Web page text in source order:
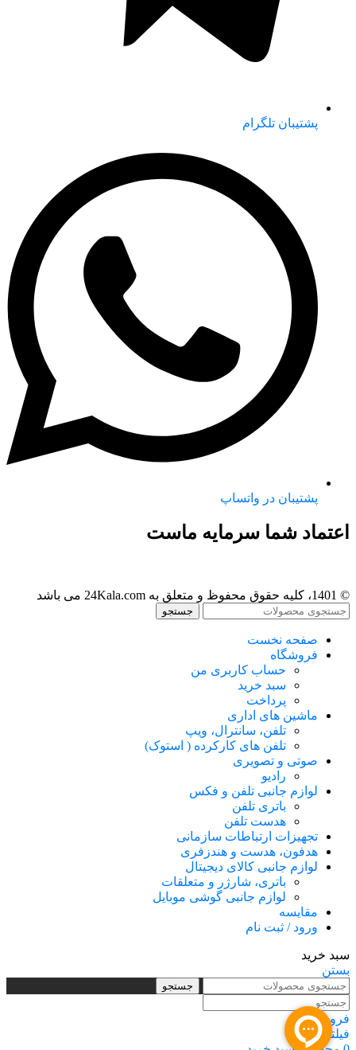
پشتیبان تلگرام
پشتیبان در واتساپ
اعتماد شما سرمایه ماست
© 1401، کلیه حقوق محفوظ و متعلق به 24Kala.com می باشد
جستجو
صفحه نخست
فروشگاه
حساب کاربری من
سبد خرید
پرداخت
ماشین های اداری
تلفن، سانترال، ویپ
تلفن های کارکرده ( استوک)
صوتی و تصویری
رادیو
لوازم جانبی تلفن و فکس
باتری تلفن
هدست تلفن
تجهیزات ارتباطات سازمانی
هدفون، هدست و هندزفری
لوازم جانبی کالای دیجیتال
باتری، شارژر و متعلقات
لوازم جانبی گوشی موبایل
مقایسه
ورود / ثبت نام
سبد خرید
بستن
جستجو
فروشگاه
فیلترها